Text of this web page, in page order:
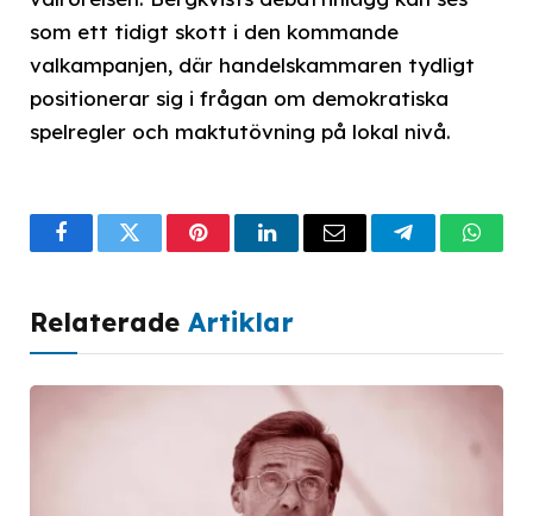
som ett tidigt skott i den kommande
valkampanjen, där handelskammaren tydligt
positionerar sig i frågan om demokratiska
spelregler och maktutövning på lokal nivå.
FacebookTwitterPinterestLinkedInEmail Telegram
Relaterade Artiklar